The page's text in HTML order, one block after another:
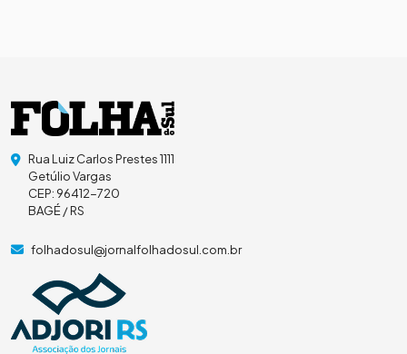
Rua Luiz Carlos Prestes 1111
Getúlio Vargas
CEP: 96412-720
BAGÉ / RS
folhadosul@jornalfolhadosul.com.br